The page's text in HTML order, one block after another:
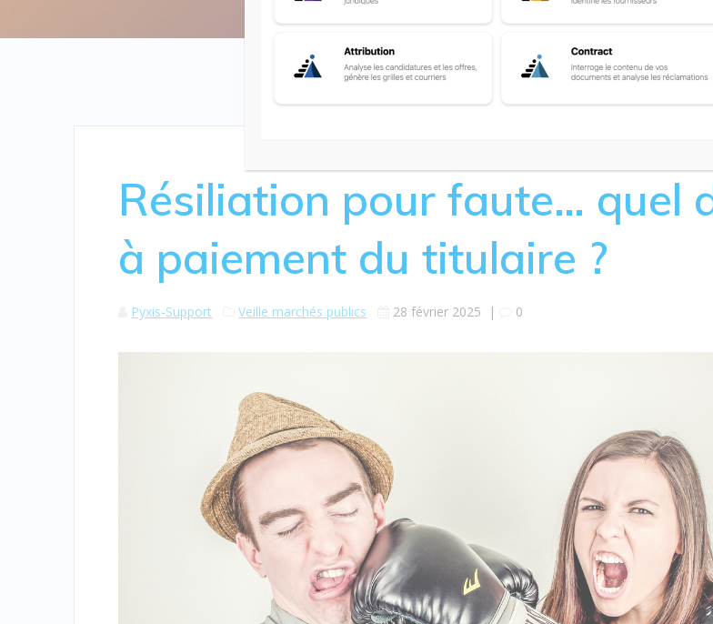
Résiliation pour faute… quel
à paiement du titulaire ?
Pyxis-Support Veille marchés publics 28 février 2025 | 0